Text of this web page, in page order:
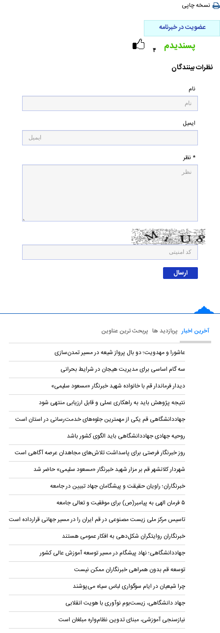
نسخه چاپی
عضویت در خبرنامه
۴ پسندیدم
نظرات بینندگان
نام
ایمیل
* نظر
آخرین اخبار پربازدید ها پربحث ترین عناوین
عاشورا و مهدویت؛ دو بال پرواز شیعه در مسیر تمدن‌سازی
سه گام اساسی برای مدیریت هیجان در شرایط بحرانی
دیدار فرماندار قم با خانواده شهید خبرنگار «مسعود سلیمی»
نتیجه پژوهش باید به راهکاری عملی و قابل ارزیابی منتهی شود
جهاددانشگاهی قم یکی از مهمترین جلوه‌های خدمت‌رسانی در استان است
روحیه جهادی جهاددانشگاهی باید الگوی کشور باشد
روز خبرنگار فرصتی برای پاسداشت تلاش‌های مجاهدان عرصه آگاهی است
شهردار کلانشهر قم بر مزار شهید خبرنگار «مسعود سلیمی» حاضر شد
خبرنگاران؛ راویان حقیقت و پیشگامان جهاد تبیین در جامعه
۵ فرمان الهی به پیامبر(ص) برای موفقیت و تعالی جامعه
تاسیس مرکز ملی زیست مصنوعی در قم ایران را در مسیر جهانی قرارداده است
خبرنگاران روایتگران شکل‌دهی به افکار عمومی هستند
جهاد‌دانشگاهی؛ نهاد پیشگام در مسیر توسعه آموزش عالی کشور
توسعه قم بدون همراهی خبرنگاران ممکن نیست
چرا شیعیان در ایام سوگواری لباس سیاه می‌پوشند
جهاد دانشگاهی، زیست‌بوم نوآوری با هویت انقلابی
نیازسنجی آموزشی، مبنای تدوین نظام‌واره مبلغان است